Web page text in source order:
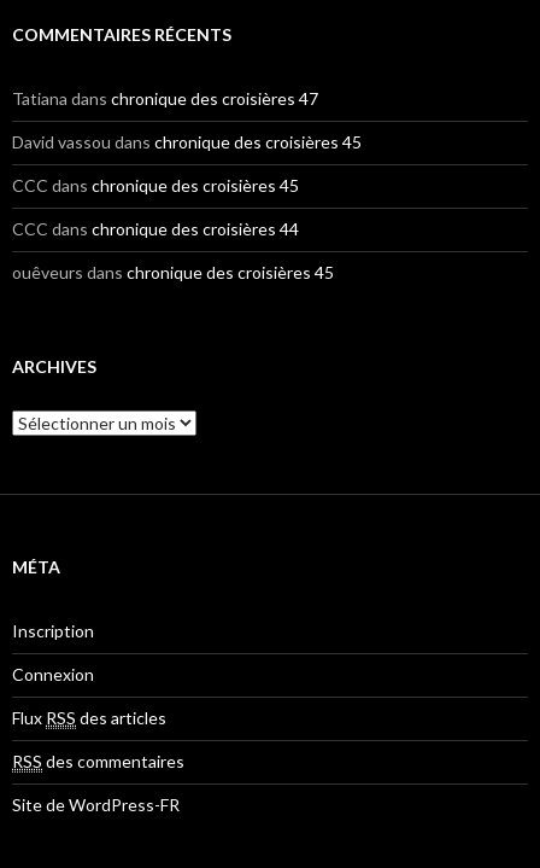
COMMENTAIRES RÉCENTS
Tatiana dans chronique des croisières 47
David vassou dans chronique des croisières 45
CCC dans chronique des croisières 45
CCC dans chronique des croisières 44
ouêveurs dans chronique des croisières 45
ARCHIVES
A
r
s
MÉTA
Inscription
Connexion
Flux RSS des articles
RSS des commentaires
Site de WordPress-FR